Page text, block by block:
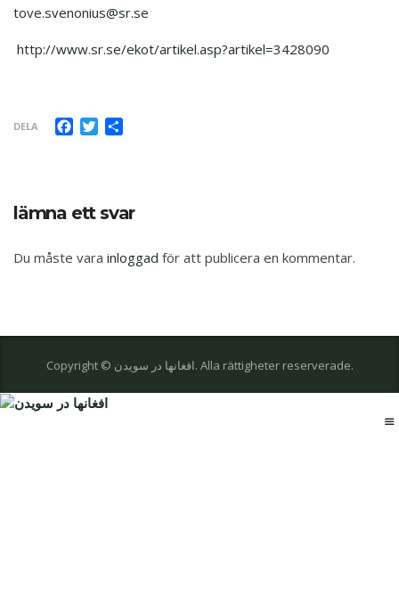
tove.svenonius@sr.se
http://www.sr.se/ekot/artikel.asp?artikel=3428090
DELA Facebook
Twitter
lämna ett svar
Du måste vara inloggad för att publicera en kommentar.
Copyright © افغانها در سویدن. Alla rättigheter reserverade.